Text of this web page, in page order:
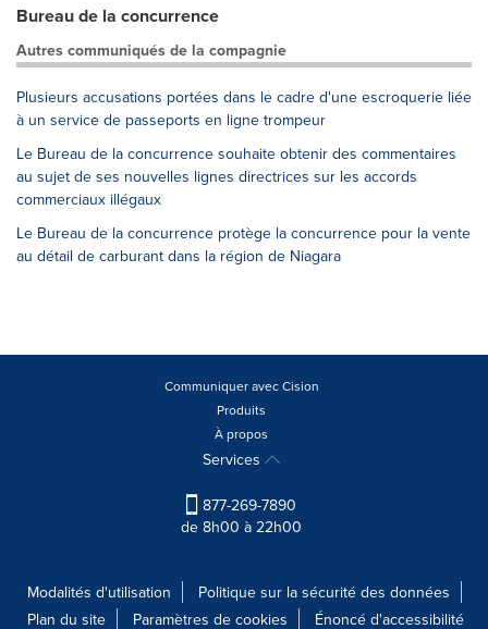
Bureau de la concurrence
Autres communiqués de la compagnie
Plusieurs accusations portées dans le cadre d'une escroquerie liée
à un service de passeports en ligne trompeur
Le Bureau de la concurrence souhaite obtenir des commentaires
au sujet de ses nouvelles lignes directrices sur les accords
commerciaux illégaux
Le Bureau de la concurrence protège la concurrence pour la vente
au détail de carburant dans la région de Niagara
Communiquer avec Cision
Produits
À propos
Services
877-269-7890
de 8h00 à 22h00
Modalités d'utilisation
Politique sur la sécurité des données
Plan du site
Paramètres de cookies Énoncé d'accessibilité